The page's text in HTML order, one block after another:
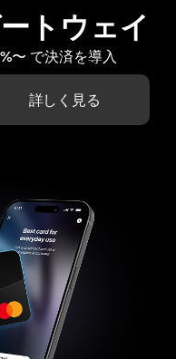
トウェイ
〜 で決済を導入
詳しく見る